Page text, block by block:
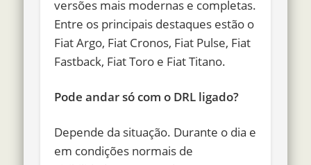
versões mais modernas e completas.
Entre os principais destaques estão o
Fiat Argo, Fiat Cronos, Fiat Pulse, Fiat
Fastback, Fiat Toro e Fiat Titano.
Pode andar só com o DRL ligado?
Depende da situação. Durante o dia e
em condições normais de